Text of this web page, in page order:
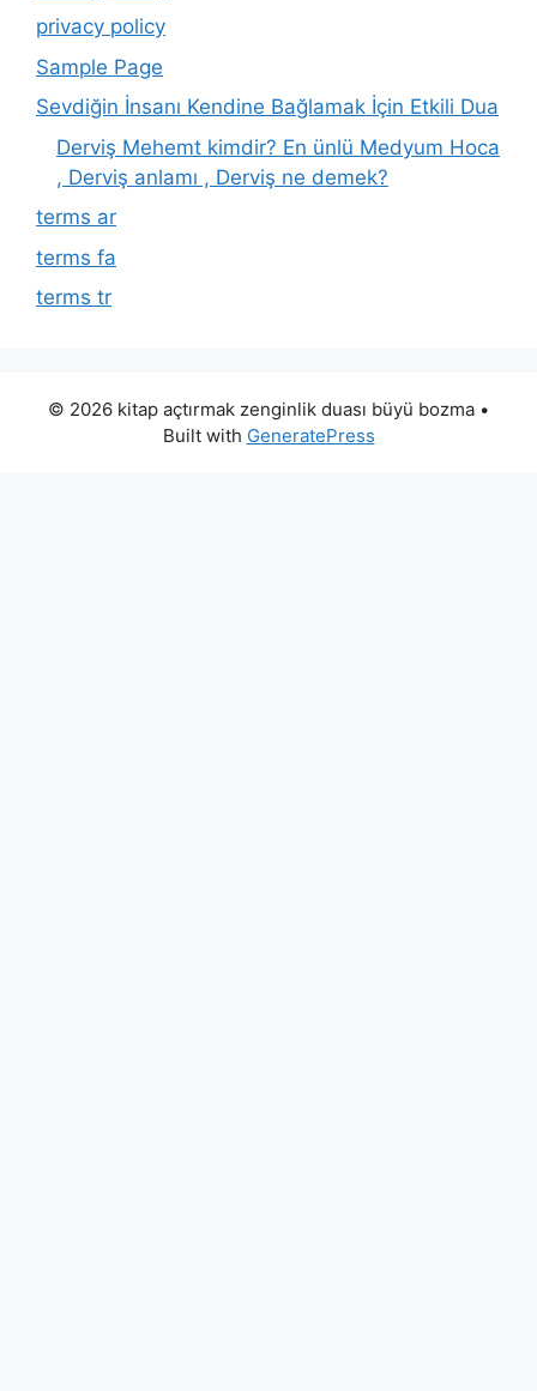
privacy policy
Sample Page
Sevdiğin İnsanı Kendine Bağlamak İçin Etkili Dua
Derviş Mehemt kimdir? En ünlü Medyum Hoca
, Derviş anlamı , Derviş ne demek?
terms ar
terms fa
terms tr
© 2026 kitap açtırmak zenginlik duası büyü bozma •
Built with GeneratePress